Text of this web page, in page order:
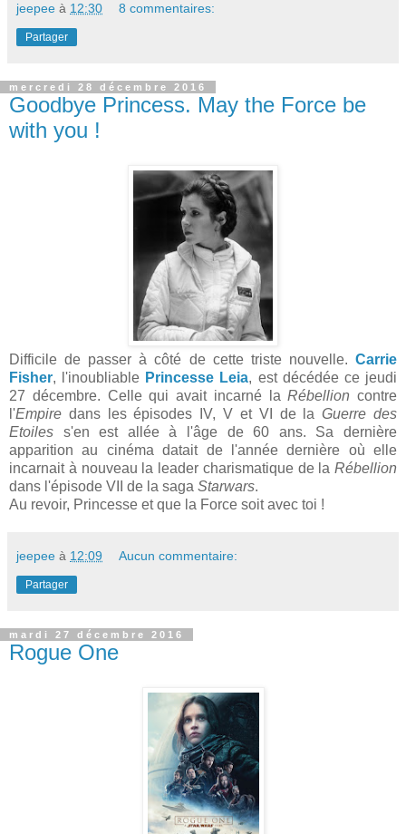
jeepee à 12:30 8 commentaires:
Partager
mercredi 28 décembre 2016
Goodbye Princess. May the Force be
with you !
Difficile de passer à côté de cette triste nouvelle. Carrie
Fisher, l'inoubliable Princesse Leia, est décédée ce jeudi
27 décembre. Celle qui avait incarné laRébellion contre
l'Empire dans les épisodes IV, V et VI de laGuerre des
Etoiles s'en est allée à l'âge de 60 ans. Sa dernière
apparition au cinéma datait de l'année dernière où elle
incarnait à nouveau la leader charismatique de la Rébellion
dans l'épisode VII de la saga Starwars.
Au revoir, Princesse et que la Force soit avec toi !
jeepee à 12:09 Aucun commentaire:
Partager
mardi 27 décembre 2016
Rogue One